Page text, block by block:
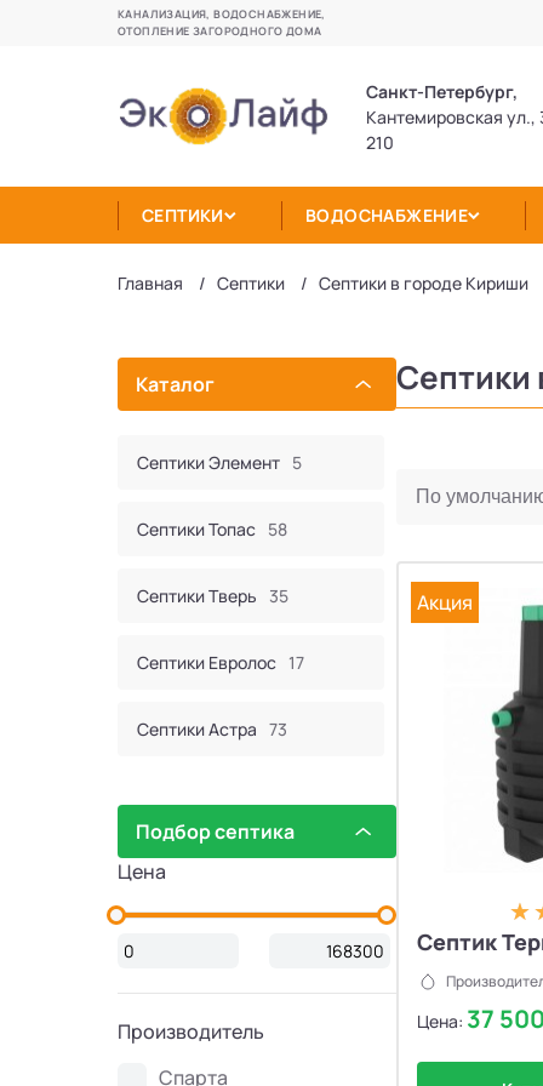
КАНАЛИЗАЦИЯ, ВОДОСНАБЖЕНИЕ,
ОТОПЛЕНИЕ ЗАГОРОДНОГО ДОМА
Санкт-Петербург,
Кантемировская ул.,
210
СЕПТИКИ ВОДОСНАБЖЕНИЕ
Главная Септики Септики в городе Кириши
Каталог
Септики Элемент 5
Септики Топас 58
Септики Тверь 35
Септики Евролос 17
Септики Астра 73
Септики КИТ 44
Септики Bunker 2
Подбор септика
Цена
Производитель
Спарта
Септики
Акция
Септик
Цена: 37 500